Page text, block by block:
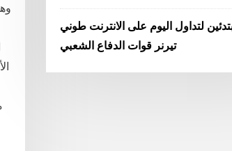
لتداول اليوم على الانترنت طوني
تيرنر قوات الدفاع الشعبي